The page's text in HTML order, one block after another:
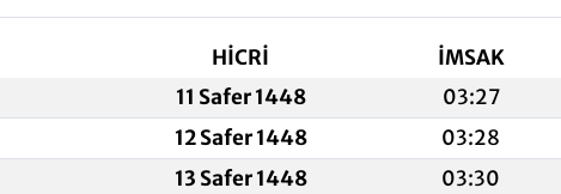
HİCRİ İMSAK
11 Safer 1448 03:27
12 Safer 1448 03:28
13 Safer 1448 03:30